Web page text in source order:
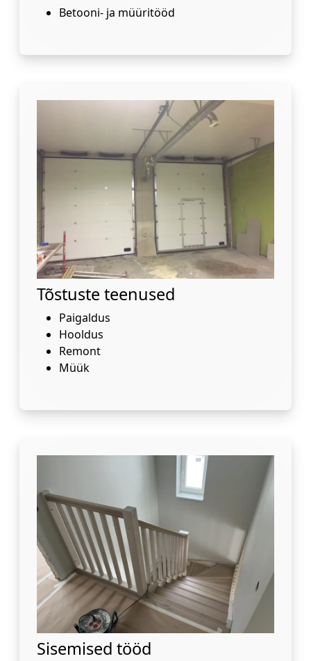
Betooni- ja müüritööd
Tõstuste teenused
Paigaldus
Hooldus
Remont
Müük
Sisemised tööd